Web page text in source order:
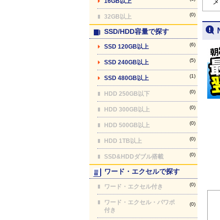
32GB以上 (0)
SSD/HDD容量で探す
SSD 120GB以上 (6)
SSD 240GB以上 (5)
SSD 480GB以上 (1)
HDD 250GB以下 (0)
HDD 300GB以上 (0)
HDD 500GB以上 (0)
HDD 1TB以上 (0)
SSD&HDDダブル搭載 (0)
ワード・エクセルで探す
ワード・エクセル付き (0)
ワード・エクセル・パワポ
付き
(0)